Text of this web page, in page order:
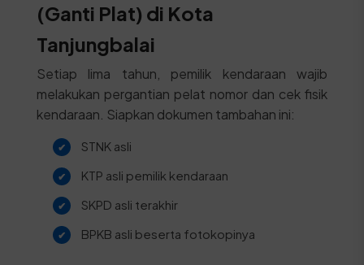
(Ganti Plat) di Kota
Tanjungbalai
Setiap lima tahun, pemilik kendaraan wajib
melakukan pergantian pelat nomor dan cek fisik
kendaraan. Siapkan dokumen tambahan ini:
STNK asli
KTP asli pemilik kendaraan
SKPD asli terakhir
BPKB asli beserta fotokopinya